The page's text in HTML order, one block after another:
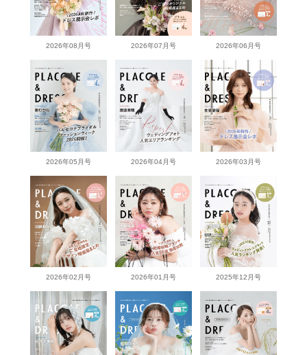
2026年08月号 2026年07月号 2026年06月号
2026年05月号 2026年04月号 2026年03月号
2026年02月号 2026年01月号 2025年12月号